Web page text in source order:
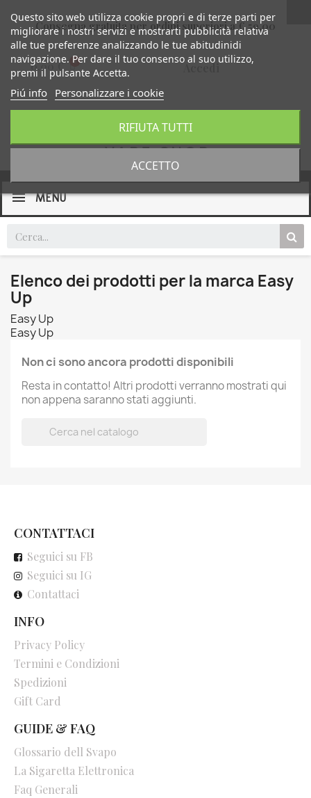
Consegna gratuita per ordini superiori a € 59,00
0,00 €
MENU
Elenco dei prodotti per la marca Easy
Up
Easy Up
Easy Up
Non ci sono ancora prodotti disponibili
Resta in contatto! Altri prodotti verranno mostrati qui
non appena saranno stati aggiunti.
CONTATTACI
Seguici su FB
Seguici su IG
Contattaci
INFO
Privacy Policy
Termini e Condizioni
Spedizioni
Gift Card
GUIDE & FAQ
Glossario dell Svapo
La Sigaretta Elettronica
Faq Generali
Questo sito web utilizza cookie propri e di terze parti per
migliorare i nostri servizi e mostrarti pubblicità relativa
alle tue preferenze analizzando le tue abitudinidi
navigazione. Per dare il tuo consenso al suo utilizzo,
premi il pulsante Accetta.
Piú info Personalizzare i cookie
RIFIUTA TUTTI
ACCETTO